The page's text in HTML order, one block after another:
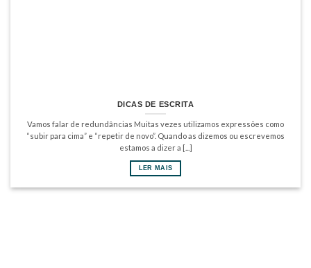
DICAS DE ESCRITA
Vamos falar de redundâncias Muitas vezes utilizamos expressões como
“subir para cima” e “repetir de novo”. Quando as dizemos ou escrevemos
estamos a dizer a [...]
LER MAIS